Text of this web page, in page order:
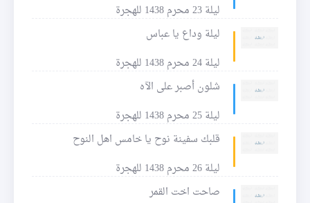
ليلة 23 محرم 1438 للهجرة
ليلة وداع يا عباس
ليلة 24 محرم 1438 للهجرة
شلون أصبر على الآه
ليلة 25 محرم 1438 للهجرة
قلبك سفينة نوح يا خامس اهل النوح
ليلة 26 محرم 1438 للهجرة
صاحت اخت القمر